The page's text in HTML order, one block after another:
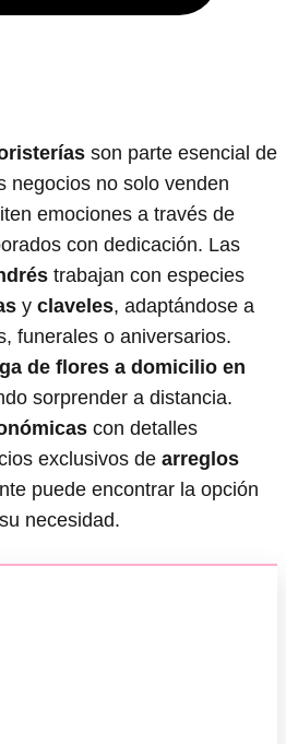
son parte esencial de
negocios no solo venden
emociones a través de
con dedicación. Las
trabajan con especies
y claveles, adaptándose a
funerales o aniversarios.
de flores a domicilio en
sorprender a distancia.
con detalles
exclusivos de arreglos
puede encontrar la opción
necesidad.